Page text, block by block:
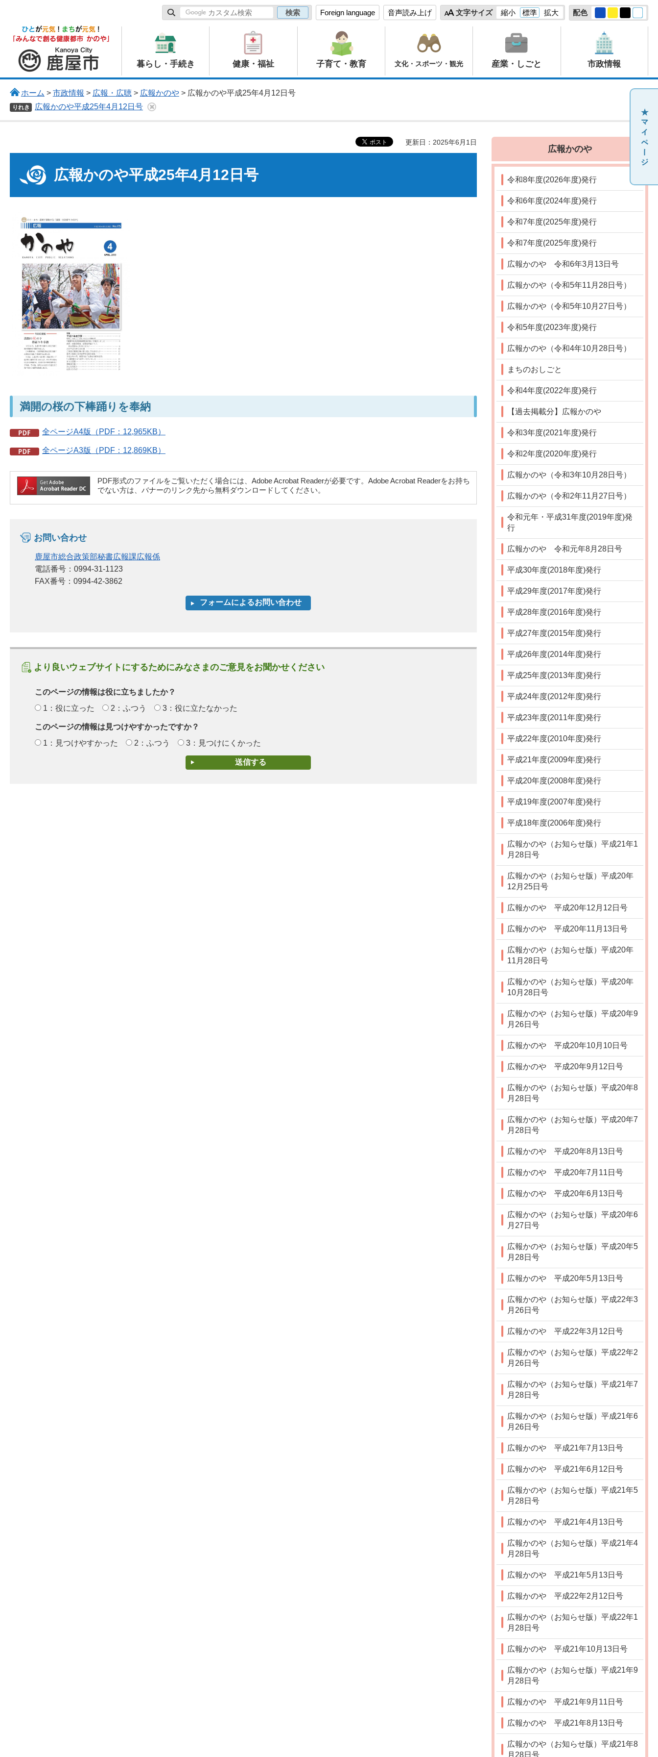
Foreign language 音声読み上げ 文字サイズ 縮小 標準 拡大 配色
鹿屋市
暮らし・手続き 健康・福祉 子育て・教育 文化・スポーツ・観光 産業・しごと 市政情報
ホーム > 市政情報 > 広報・広聴> 広報かのや> 広報かのや平成25年4月12日号
りれき 広報かのや平成25年4月12日号
更新日：2025年6月1日
広報かのや平成25年4月12日号
満開の桜の下棒踊りを奉納
全ページA4版（PDF：12,965KB）
全ページA3版（PDF：12,869KB）
PDF形式のファイルをご覧いただく場合には、Adobe Acrobat Readerが必要です。Adobe Acrobat Readerをお持ち
でない方は、バナーのリンク先から無料ダウンロードしてください。
お問い合わせ
鹿屋市総合政策部秘書広報課広報係
電話番号：0994-31-1123
FAX番号：0994-42-3862
より良いウェブサイトにするためにみなさまのご意見をお聞かせください
このページの情報は役に立ちましたか？
1：役に立った
2：ふつう 3：役に立たなかった
このページの情報は見つけやすかったですか？
1：見つけやすかった
2：ふつう 3：見つけにくかった
広報かのや
令和8年度(2026年度)発行
令和6年度(2024年度)発行
令和7年度(2025年度)発行
令和7年度(2025年度)発行
広報かのや 令和6年3月13日号
広報かのや（令和5年11月28日号）
広報かのや（令和5年10月27日号）
令和5年度(2023年度)発行
広報かのや（令和4年10月28日号）
まちのおしごと
令和4年度(2022年度)発行
【過去掲載分】広報かのや
令和3年度(2021年度)発行
令和2年度(2020年度)発行
広報かのや（令和3年10月28日号）
広報かのや（令和2年11月27日号）
令和元年・平成31年度(2019年度)発
行
広報かのや 令和元年8月28日号
平成30年度(2018年度)発行
平成29年度(2017年度)発行
平成28年度(2016年度)発行
平成27年度(2015年度)発行
平成26年度(2014年度)発行
平成25年度(2013年度)発行
平成24年度(2012年度)発行
平成23年度(2011年度)発行
平成22年度(2010年度)発行
平成21年度(2009年度)発行
平成20年度(2008年度)発行
平成19年度(2007年度)発行
平成18年度(2006年度)発行
広報かのや（お知らせ版）平成21年1
月28日号
広報かのや（お知らせ版）平成20年
12月25日号
広報かのや 平成20年12月12日号
広報かのや 平成20年11月13日号
広報かのや（お知らせ版）平成20年
11月28日号
広報かのや（お知らせ版）平成20年
10月28日号
広報かのや（お知らせ版）平成20年9
月26日号
広報かのや 平成20年10月10日号
広報かのや 平成20年9月12日号
広報かのや（お知らせ版）平成20年8
月28日号
広報かのや（お知らせ版）平成20年7
月28日号
広報かのや 平成20年8月13日号
広報かのや 平成20年7月11日号
広報かのや 平成20年6月13日号
広報かのや（お知らせ版）平成20年6
月27日号
広報かのや（お知らせ版）平成20年5
月28日号
広報かのや 平成20年5月13日号
広報かのや（お知らせ版）平成22年3
月26日号
広報かのや 平成22年3月12日号
広報かのや（お知らせ版）平成22年2
月26日号
広報かのや（お知らせ版）平成21年7
月28日号
広報かのや（お知らせ版）平成21年6
月26日号
広報かのや 平成21年7月13日号
広報かのや 平成21年6月12日号
広報かのや（お知らせ版）平成21年5
月28日号
広報かのや 平成21年4月13日号
広報かのや（お知らせ版）平成21年4
月28日号
広報かのや 平成21年5月13日号
広報かのや 平成22年2月12日号
広報かのや（お知らせ版）平成22年1
月28日号
広報かのや 平成21年10月13日号
広報かのや（お知らせ版）平成21年9
月28日号
広報かのや 平成21年9月11日号
広報かのや 平成21年8月13日号
広報かのや（お知らせ版）平成21年8
月28日号